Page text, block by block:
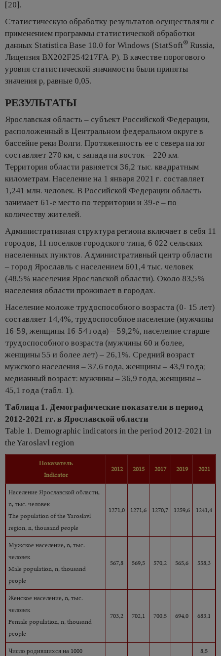
[20].
Статистическую обработку результатов осуществляли с
применением программы статистической обработки
данных Statistica Base 10.0 for Windows (StatSoft® Russia,
Лицензия BX202F254217FA-P). В качестве порогового
уровня статистической значимости были приняты
значения р, равные 0,05.
РЕЗУЛЬТАТЫ
Ярославская область – субъект Российской Федерации,
расположенный в Центральном федеральном округе в
бассейне реки Волги. Протяженность ее с севера на юг
составляет 270 км, с запада на восток – 220 км.
Территория области равняется 36,2 тыс. квадратным
километрам. Население на 1 января 2021 г. составляет
1,241 млн. человек. В Российской Федерации область
занимает 61-е место по территории и 39-е – по
количеству жителей.
Административная структура региона включает в себя 11
городов, 11 поселков городского типа, 6 022 сельских
населенных пунктов. Административный центр области
– город Ярославль с населением 601,4 тыс. человек
(48,5% населения Ярославской области). Около 83,5%
населения области проживает в городах.
Население моложе трудоспособного возраста (0- 15 лет)
составляет 14,4%, трудоспособное население (мужчины
16-59, женщины 16-54 года) – 59,2%, население старше
трудоспособного возраста (мужчины 60 и более,
женщины 55 и более лет) – 26,1%. Средний возраст
мужского населения – 37,6 года, женщины – 43,9 года;
медианный возраст: мужчины – 36,9 года, женщины –
45,1 года (табл. 1).
Таблица 1. Демографические показатели в период
2012-2021 гг. в Ярославской области
Table 1. Demographic indicators in the period 2012-2021 in
the Yaroslavl region
Показатель
Indicator
2012 2015 2017 2019 2021
Население Ярославской области,
n, тыс. человек
The population of the Yaroslavl
region, n, thousand people
1271,0 1271,6 1270,7 1259,6 1241,4
Мужское население, n, тыс.
человек
Male population, n, thousand
people
567,8 569,5 570,2 565,6 558,3
Женское население, n, тыс.
человек
Female population, n, thousand
people
703,2 702,1 700,5 694,0 683,1
Число родившихся на 1000
8,5